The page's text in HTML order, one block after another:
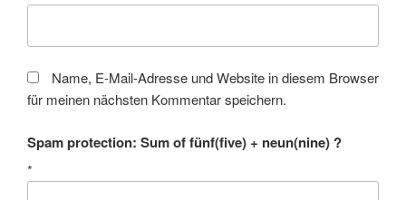
Name, E-Mail-Adresse und Website in diesem Browser
für meinen nächsten Kommentar speichern.
Spam protection: Sum of fünf(five) + neun(nine) ?
*